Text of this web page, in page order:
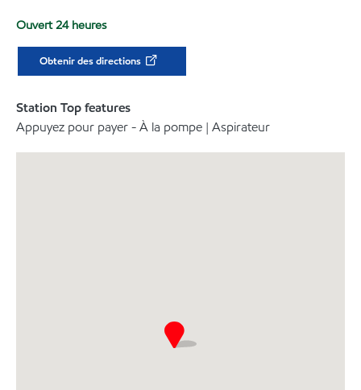
Ouvert 24 heures
Obtenir des directions
Station Top features
Appuyez pour payer - À la pompe | Aspirateur